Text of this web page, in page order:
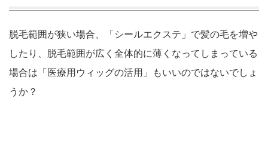
脱毛範囲が狭い場合、「シールエクステ」で髪の毛を増や
したり、脱毛範囲が広く全体的に薄くなってしまっている
場合は「医療用ウィッグの活用」もいいのではないでしょ
うか？